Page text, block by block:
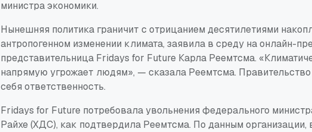
министра экономики.
Нынешняя политика граничит с отрицанием десятилетиями
антропогенном изменении климата, заявила в среду на онлайн-
представительница Fridays for Future Карла Реемтсма.
напрямую угрожает людям», — сказала Реемтсма. Правительство
себя ответственность.
Fridays for Future потребовала увольнения федерального
Райхе (ХДС), как подтвердила Реемтсма. По данным организации,